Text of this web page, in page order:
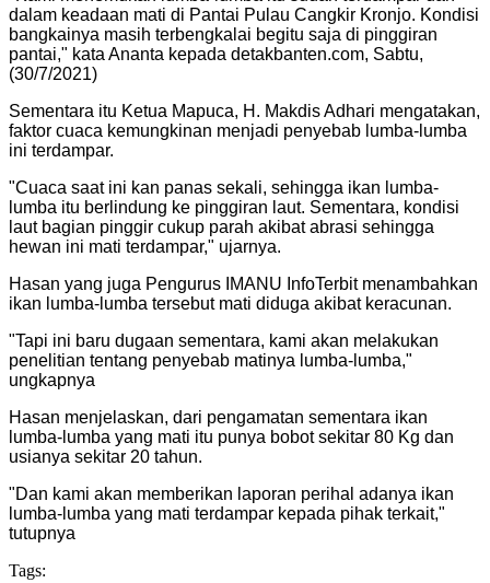
dalam keadaan mati di Pantai Pulau Cangkir Kronjo. Kondisi
bangkainya masih terbengkalai begitu saja di pinggiran
pantai," kata Ananta kepada detakbanten.com, Sabtu,
(30/7/2021)
Sementara itu Ketua Mapuca, H. Makdis Adhari mengatakan,
faktor cuaca kemungkinan menjadi penyebab lumba-lumba
ini terdampar.
"Cuaca saat ini kan panas sekali, sehingga ikan lumba-
lumba itu berlindung ke pinggiran laut. Sementara, kondisi
laut bagian pinggir cukup parah akibat abrasi sehingga
hewan ini mati terdampar," ujarnya.
Hasan yang juga Pengurus IMANU InfoTerbit menambahkan
ikan lumba-lumba tersebut mati diduga akibat keracunan.
"Tapi ini baru dugaan sementara, kami akan melakukan
penelitian tentang penyebab matinya lumba-lumba,"
ungkapnya
Hasan menjelaskan, dari pengamatan sementara ikan
lumba-lumba yang mati itu punya bobot sekitar 80 Kg dan
usianya sekitar 20 tahun.
"Dan kami akan memberikan laporan perihal adanya ikan
lumba-lumba yang mati terdampar kepada pihak terkait,"
tutupnya
Tags: